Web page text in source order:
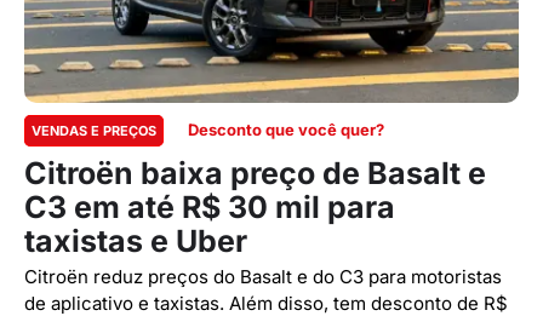
VENDAS E PREÇOS Desconto que você quer?
Citroën baixa preço de Basalt e
C3 em até R$ 30 mil para
taxistas e Uber
Citroën reduz preços do Basalt e do C3 para motoristas
de aplicativo e taxistas. Além disso, tem desconto de R$